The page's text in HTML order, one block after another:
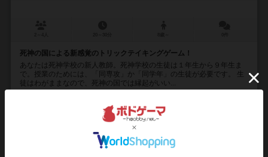
死神の国による新感覚のトリックテイキングゲーム！
あなたは死神学校の新人教師。死神学校の生徒は１年生から９年生ま
で。授業のためには、「同専攻」か「同学年」の生徒が必要です。 生
徒はわがままなので、死神の国では縁起がいい...
別府 さい（Sai Beppu）
ゲームNOWA（Game NOWA）